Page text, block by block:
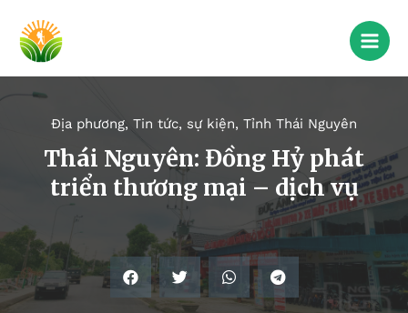
Địa phương, Tin tức, sự kiện, Tỉnh Thái Nguyên
Thái Nguyên: Đồng Hỷ phát
triển thương mại – dịch vụ